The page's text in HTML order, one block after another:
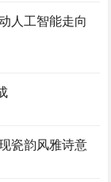
人工智能走向
瓷韵风雅诗意